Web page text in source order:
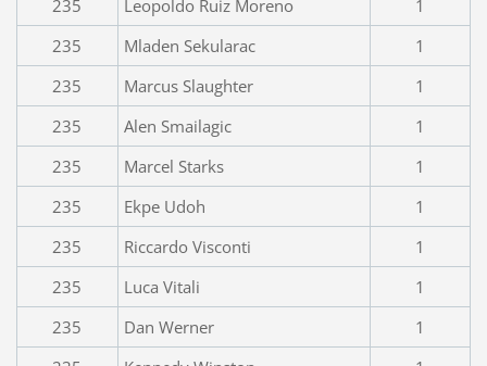
235
Leopoldo Ruiz Moreno
1
235
Mladen Sekularac
1
235
Marcus Slaughter
1
235
Alen Smailagic
1
235
Marcel Starks
1
235
Ekpe Udoh
1
235
Riccardo Visconti
1
235
Luca Vitali
1
235
Dan Werner
1